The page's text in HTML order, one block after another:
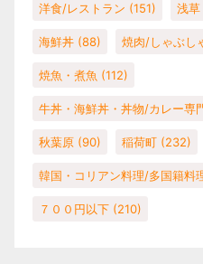
洋食/レストラン (151) 浅草
海鮮丼 (88) 焼肉/しゃぶし
焼魚・煮魚 (112)
牛丼・海鮮丼・丼物/カレー専
秋葉原 (90) 稲荷町 (232)
韓国・コリアン料理/多国籍料
７００円以下 (210)